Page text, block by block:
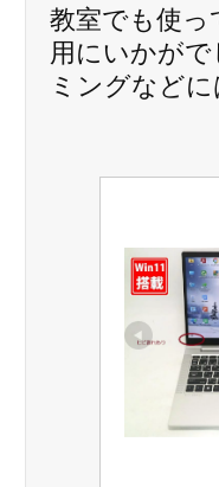
教室でも使
用にいかが
ミングなど